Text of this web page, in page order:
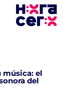
música: el
del